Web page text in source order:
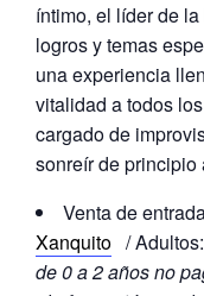
íntimo, el líder de
logros y temas
una experiencia
vitalidad a todos
cargado de
sonreír de principio
Venta de
Xanquito /
de 0 a 2 años no